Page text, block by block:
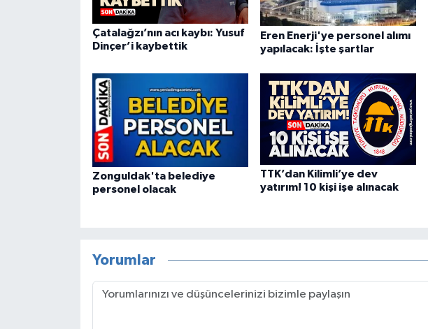
Çatalağzı’nın acı kaybı: Yusuf
Dinçer’i kaybettik
Eren Enerji'ye personel alımı
yapılacak: İşte şartlar
Zonguldak'ta belediye
personel olacak
TTK’dan Kilimli’ye dev
yatırım! 10 kişi işe alınacak
Yorumlar